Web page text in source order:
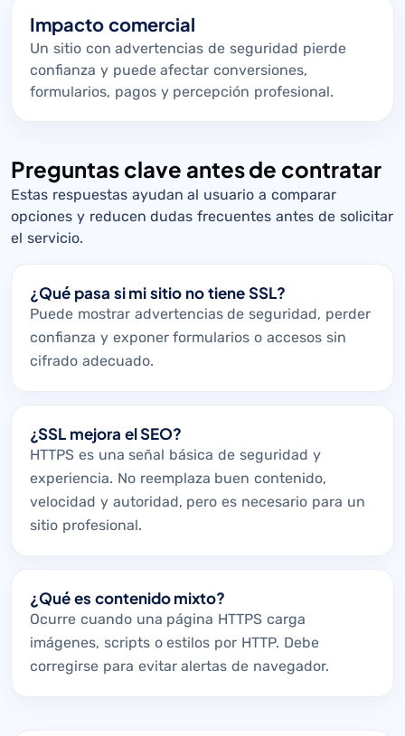
Impacto comercial
Un sitio con advertencias de seguridad pierde
confianza y puede afectar conversiones,
formularios, pagos y percepción profesional.
Preguntas clave antes de contratar
Estas respuestas ayudan al usuario a comparar
opciones y reducen dudas frecuentes antes de solicitar
el servicio.
¿Qué pasa si mi sitio no tiene SSL?
Puede mostrar advertencias de seguridad, perder
confianza y exponer formularios o accesos sin
cifrado adecuado.
¿SSL mejora el SEO?
HTTPS es una señal básica de seguridad y
experiencia. No reemplaza buen contenido,
velocidad y autoridad, pero es necesario para un
sitio profesional.
¿Qué es contenido mixto?
Ocurre cuando una página HTTPS carga
imágenes, scripts o estilos por HTTP. Debe
corregirse para evitar alertas de navegador.